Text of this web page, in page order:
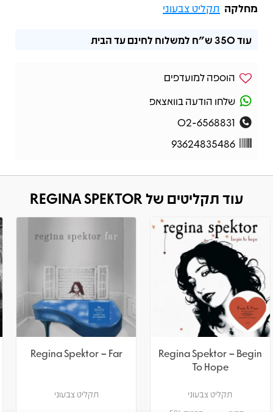
מחלקה תקליט צבעוני
עוד350 ש"ח למשלוח לחינם עד הבית
הוספה למועדפים
שלחו הודעה בוואצאפ
02-6568831
93624835486
עוד תקליטים של REGINA SPEKTOR
Regina Spektor – Far
תקליט צבעוני
Regina Spektor – Songs
תקליט